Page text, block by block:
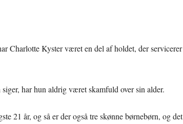
Charlotte Kyster været en del af holdet, der servicerer
har hun aldrig været skamfuld over sin alder.
21 år, og så er der også tre skønne børnebørn, og det